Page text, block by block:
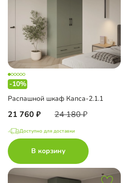
-10%
Распашной шкаф Капса-2.1.1
21 760 24 180
Доступно для доставки
В корзину